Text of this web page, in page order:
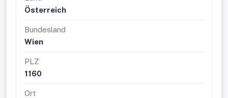
Österreich
Bundesland
Wien
PLZ
1160
Ort